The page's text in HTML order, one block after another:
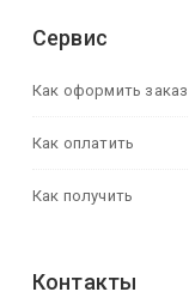
Сервис
Как оформить заказ
Как оплатить
Как получить
Контакты